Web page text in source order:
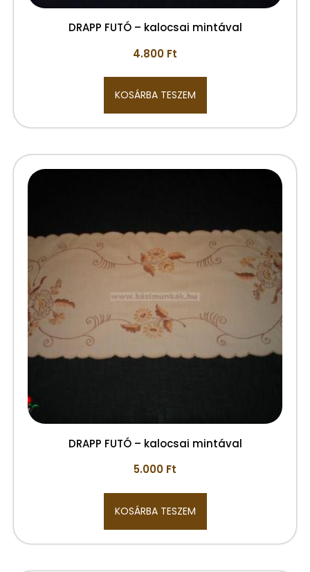
DRAPP FUTÓ – kalocsai mintával
4.800 Ft
KOSÁRBA TESZEM
DRAPP FUTÓ – kalocsai mintával
5.000 Ft
KOSÁRBA TESZEM